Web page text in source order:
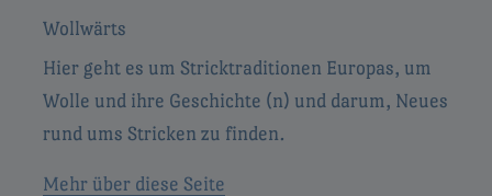
Wollwärts
Hier geht es um Stricktraditionen Europas, um
Wolle und ihre Geschichte (n) und darum, Neues
rund ums Stricken zu finden.
Mehr über diese Seite